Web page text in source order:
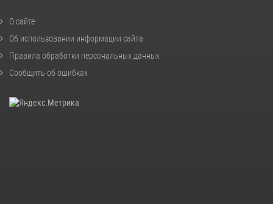
О сайте
Об использовании информации сайта
Правила обработки персональных данных
Сообщить об ошибках